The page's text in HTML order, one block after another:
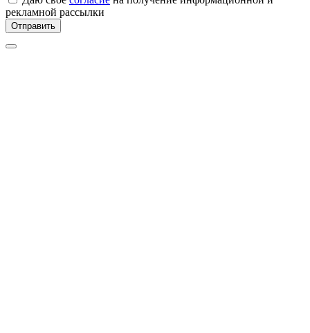
рекламной рассылки
Отправить